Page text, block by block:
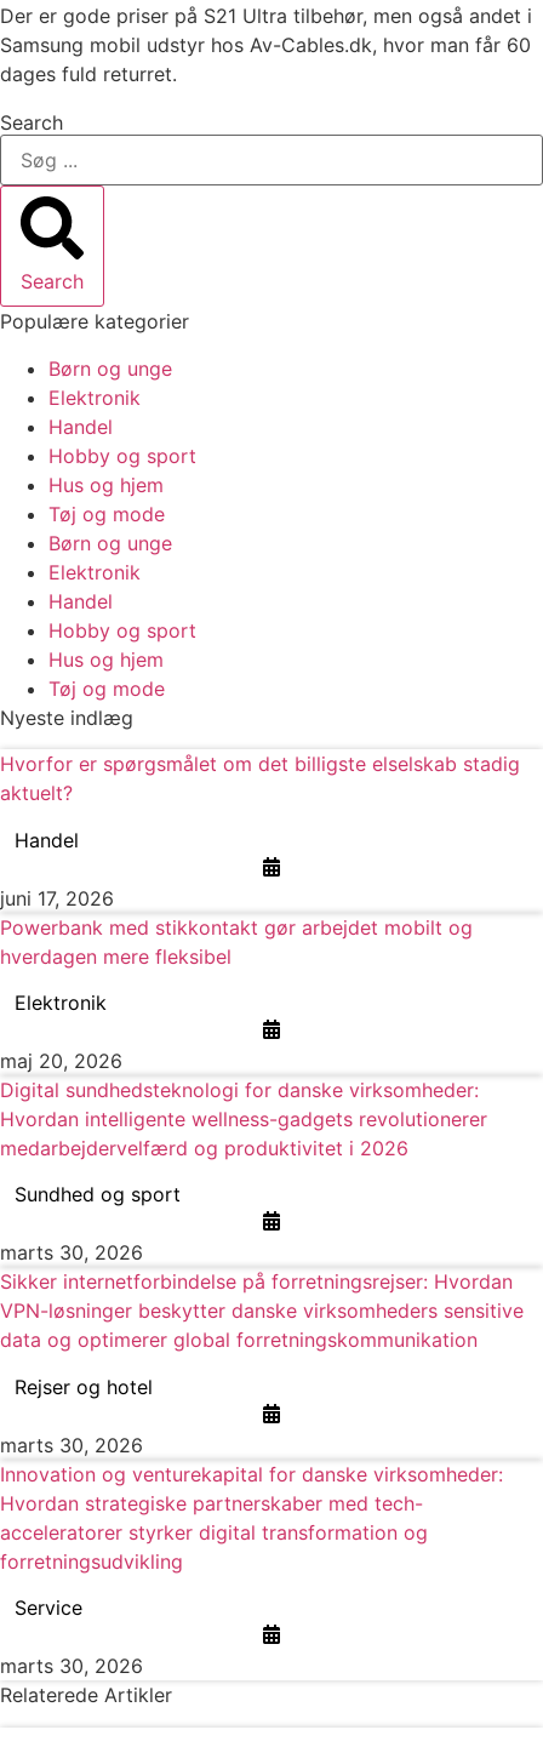
Der er gode priser på S21 Ultra tilbehør, men også andet i
Samsung mobil udstyr hos Av-Cables.dk, hvor man får 60
dages fuld returret.
Search
Search
Populære kategorier
Børn og unge
Elektronik
Handel
Hobby og sport
Hus og hjem
Tøj og mode
Børn og unge
Elektronik
Handel
Hobby og sport
Hus og hjem
Tøj og mode
Nyeste indlæg
Hvorfor er spørgsmålet om det billigste elselskab stadig
aktuelt?
Handel
juni 17, 2026
Powerbank med stikkontakt gør arbejdet mobilt og
hverdagen mere fleksibel
Elektronik
maj 20, 2026
Digital sundhedsteknologi for danske virksomheder:
Hvordan intelligente wellness-gadgets revolutionerer
medarbejdervelfærd og produktivitet i 2026
Sundhed og sport
marts 30, 2026
Sikker internetforbindelse på forretningsrejser: Hvordan
VPN-løsninger beskytter danske virksomheders sensitive
data og optimerer global forretningskommunikation
Rejser og hotel
marts 30, 2026
Innovation og venturekapital for danske virksomheder:
Hvordan strategiske partnerskaber med tech-
acceleratorer styrker digital transformation og
forretningsudvikling
Service
marts 30, 2026
Relaterede Artikler